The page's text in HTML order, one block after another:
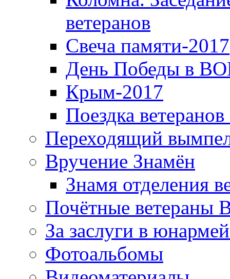
ветеранов
Свеча памяти-2017
День Победы в
Крым-2017
Поездка
Переходящий
Вручение Знамён
Знамя отделения
Почётные ветераны
За заслуги в
Фотоальбомы